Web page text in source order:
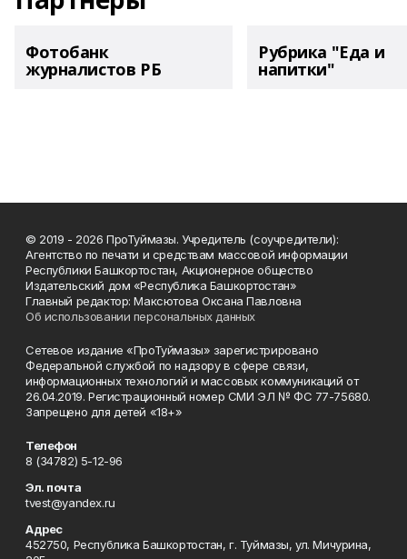
Фотобанк
журналистов РБ
Рубрика "Еда и
напитки"
© 2019 - 2026 ПроТуймазы. Учредитель (соучредители):
Агентство по печати и средствам массовой информации
Республики Башкортостан, Акционерное общество
Издательский дом «Республика Башкортостан»
Главный редактор: Максютова Оксана Павловна
Об использовании персональных данных
Сетевое издание «ПроТуймазы» зарегистрировано
Федеральной службой по надзору в сфере связи,
информационных технологий и массовых коммуникаций от
26.04.2019. Регистрационный номер СМИ ЭЛ № ФС 77-75680.
Запрещено для детей «18+»
Телефон
8 (34782) 5-12-96
Эл. почта
tvest@yandex.ru
Адрес
452750, Республика Башкортостан, г. Туймазы, ул. Мичурина,